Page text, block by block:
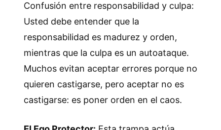
Confusión entre responsabilidad y culpa:
Usted debe entender que la
responsabilidad es madurez y orden,
mientras que la culpa es un autoataque.
Muchos evitan aceptar errores porque no
quieren castigarse, pero aceptar no es
castigarse: es poner orden en el caos.